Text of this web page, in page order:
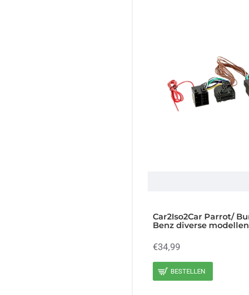
Car2Iso2Car Parrot/
Benz diverse
€34,99
BESTELLEN